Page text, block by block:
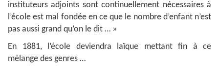
instituteurs adjoints sont continuellement nécessaires à
l’école est mal fondée en ce que le nombre d’enfant n’est
pas aussi grand qu’on le dit … »
En 1881, l’école deviendra laïque mettant fin à ce
mélange des genres …